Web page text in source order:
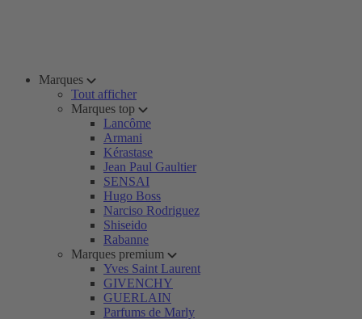
Marques
Tout afficher
Marques top
Lancôme
Armani
Kérastase
Jean Paul Gaultier
SENSAI
Hugo Boss
Narciso Rodriguez
Shiseido
Rabanne
Marques premium
Yves Saint Laurent
GIVENCHY
GUERLAIN
Parfums de Marly